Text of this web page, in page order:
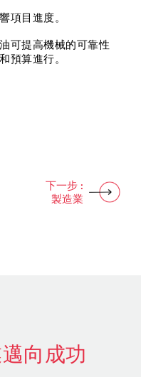
項目進度。
可提高機械的可靠性
預算進行。
會導致生產延誤。
油可提高經營效率，
最佳狀態運行。
損和腐蝕則可能導致
和優質潤滑油降低總
下一步 :
製造業
向成功